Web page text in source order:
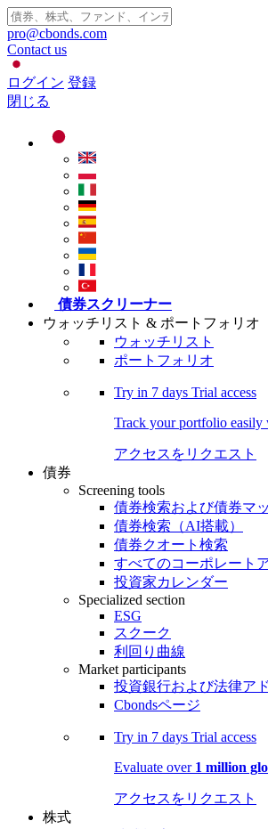
pro@cbonds.com
Contact us
ログイン 登録
閉じる
債券スクリーナー
ウォッチリスト & ポートフォリオ
ウォッチリスト
ポートフォリオ
Try in 7 days Trial access
Track your portfolio
アクセスをリクエスト
債券
Screening tools
債券検索および債券マ
債券検索（AI搭載）
債券クオート検索
すべてのコーポレート
投資家カレンダー
Specialized section
ESG
スクーク
利回り曲線
Market participants
投資銀行および法律ア
Cbondsページ
Try in 7 days Trial access
Evaluate over 1 million
アクセスをリクエスト
株式